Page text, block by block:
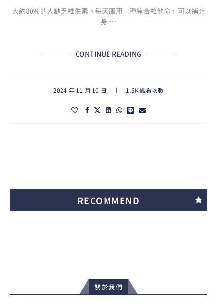
大約80%的人缺乏維生素。每天服用一種綜合維他命，可以補充
身 …
CONTINUE READING
2024 年 11 月 10 日 1.5K 觀看次數
RECOMMEND
關於我們